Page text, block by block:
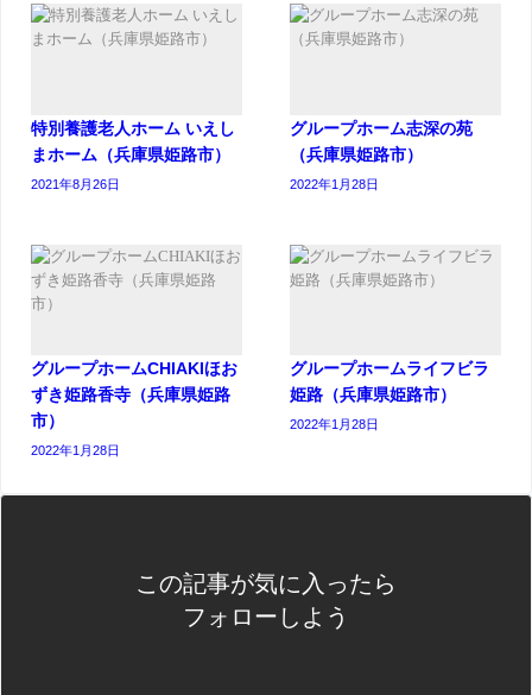
特別養護老人ホーム いえし
まホーム（兵庫県姫路市）
2021年8月26日
グループホーム志深の苑
（兵庫県姫路市）
2022年1月28日
グループホームCHIAKIほお
ずき姫路香寺（兵庫県姫路
市）
2022年1月28日
グループホームライフビラ
姫路（兵庫県姫路市）
2022年1月28日
この記事が気に入ったら
フォローしよう